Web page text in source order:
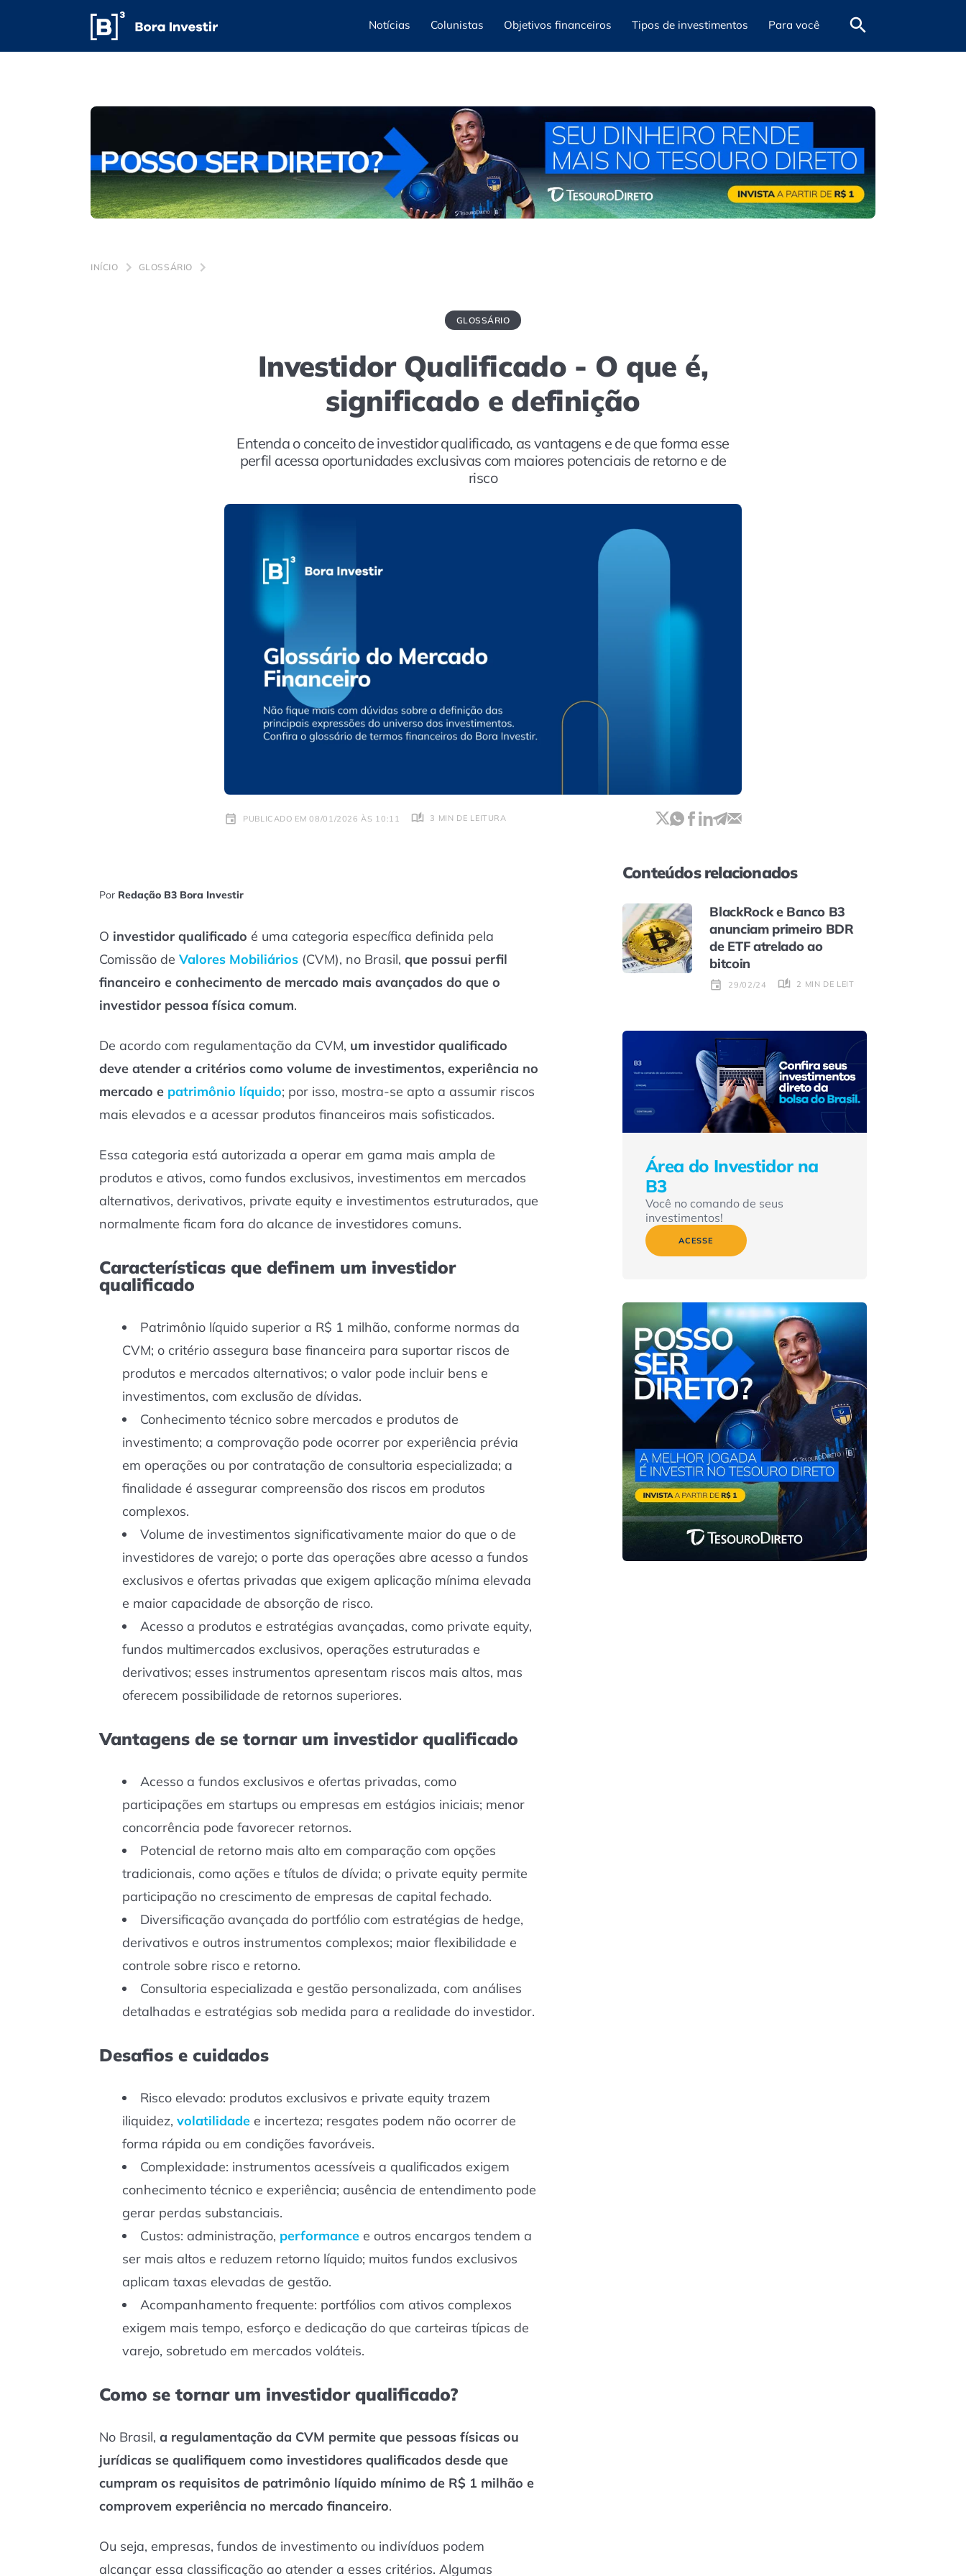
Notícias Colunistas Objetivos financeiros Tipos de investimentos Para você
INÍCIO GLOSSÁRIO
GLOSSÁRIO
Investidor Qualificado - O que é,
significado e definição
Entenda o conceito de investidor qualificado, as vantagens e de que forma esse
perfil acessa oportunidades exclusivas com maiores potenciais de retorno e de
risco
PUBLICADO EM 08/01/2026 ÀS 10:11 3 MIN DE LEITURA
Por Redação B3 Bora Investir
O investidor qualificado é uma categoria específica definida pela
Comissão de Valores Mobiliários (CVM), no Brasil, que possui perfil
financeiro e conhecimento de mercado mais avançados do que o
investidor pessoa física comum.
De acordo com regulamentação da CVM, um investidor qualificado
deve atender a critérios como volume de investimentos, experiência no
mercado e patrimônio líquido; por isso, mostra-se apto a assumir riscos
mais elevados e a acessar produtos financeiros mais sofisticados.
Essa categoria está autorizada a operar em gama mais ampla de
produtos e ativos, como fundos exclusivos, investimentos em mercados
alternativos, derivativos, private equity e investimentos estruturados, que
normalmente ficam fora do alcance de investidores comuns.
Características que definem um investidor
qualificado
Patrimônio líquido superior a R$ 1 milhão, conforme normas da
CVM; o critério assegura base financeira para suportar riscos de
produtos e mercados alternativos; o valor pode incluir bens e
investimentos, com exclusão de dívidas.
Conhecimento técnico sobre mercados e produtos de
investimento; a comprovação pode ocorrer por experiência prévia
em operações ou por contratação de consultoria especializada; a
finalidade é assegurar compreensão dos riscos em produtos
complexos.
Volume de investimentos significativamente maior do que o de
investidores de varejo; o porte das operações abre acesso a fundos
exclusivos e ofertas privadas que exigem aplicação mínima elevada
e maior capacidade de absorção de risco.
Acesso a produtos e estratégias avançadas, como private equity,
fundos multimercados exclusivos, operações estruturadas e
derivativos; esses instrumentos apresentam riscos mais altos, mas
oferecem possibilidade de retornos superiores.
Vantagens de se tornar um investidor qualificado
Acesso a fundos exclusivos e ofertas privadas, como
participações em startups ou empresas em estágios iniciais; menor
concorrência pode favorecer retornos.
Potencial de retorno mais alto em comparação com opções
tradicionais, como ações e títulos de dívida; o private equity permite
participação no crescimento de empresas de capital fechado.
Diversificação avançada do portfólio com estratégias de hedge,
derivativos e outros instrumentos complexos; maior flexibilidade e
controle sobre risco e retorno.
Consultoria especializada e gestão personalizada, com análises
detalhadas e estratégias sob medida para a realidade do investidor.
Desafios e cuidados
Risco elevado: produtos exclusivos e private equity trazem
iliquidez, volatilidade e incerteza; resgates podem não ocorrer de
forma rápida ou em condições favoráveis.
Complexidade: instrumentos acessíveis a qualificados exigem
conhecimento técnico e experiência; ausência de entendimento pode
gerar perdas substanciais.
Custos: administração, performance e outros encargos tendem a
ser mais altos e reduzem retorno líquido; muitos fundos exclusivos
aplicam taxas elevadas de gestão.
Acompanhamento frequente: portfólios com ativos complexos
exigem mais tempo, esforço e dedicação do que carteiras típicas de
varejo, sobretudo em mercados voláteis.
Como se tornar um investidor qualificado?
No Brasil, a regulamentação da CVM permite que pessoas físicas ou
jurídicas se qualifiquem como investidores qualificados desde que
cumpram os requisitos de patrimônio líquido mínimo de R$ 1 milhão e
comprovem experiência no mercado financeiro.
Ou seja, empresas, fundos de investimento ou indivíduos podem
alcançar essa classificação ao atender a esses critérios. Algumas
Conteúdos relacionados
BlackRock e Banco B3
anunciam primeiro BDR
de ETF atrelado ao
bitcoin
29/02/24 2 MIN DE LEITURA
Área do Investidor na
B3
Você no comando de seus
investimentos!
ACESSE